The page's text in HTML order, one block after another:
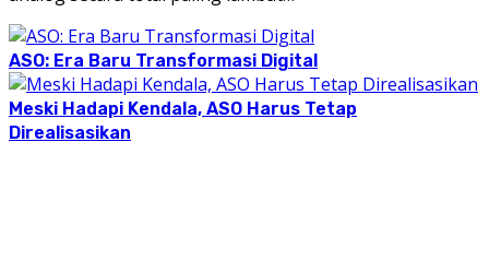
ASO: Era Baru Transformasi Digital
Meski Hadapi Kendala, ASO Harus Tetap
Direalisasikan